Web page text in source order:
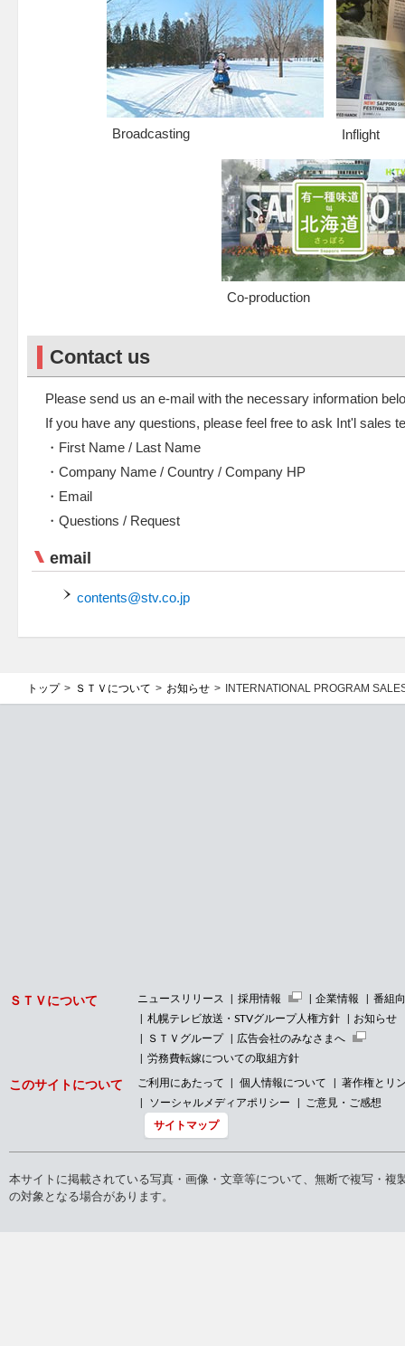
Broadcasting Inflight
Co-production
Contact us
Please send us an e-mail with the necessary information
If you have any questions, please feel free to ask Int'l sales
・First Name / Last Name
・Company Name / Country / Company HP
・Email
・Questions / Request
email
contents@stv.co.jp
トップ ＳＴＶについて お知らせ INTERNATIONAL PROGRAM
ＳＴＶについて ニュースリリース 採用情報 企業情報
番組
札幌テレビ放送・STVグループ人権方針
お知らせ
ＳＴＶグループ
広告会社のみなさまへ
労務費転嫁についての取組方針
このサイトについて ご利用にあたって 個人情報について
著作権とリ
ソーシャルメディアポリシー
ご意見・ご感想
サイトマップ
本サイトに掲載されている写真・画像・文章等について、無断で複写・
の対象となる場合があります。